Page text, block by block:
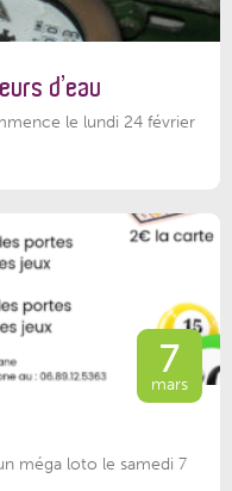
d’eau
le lundi 24 février
7
mars
méga loto le samedi 7